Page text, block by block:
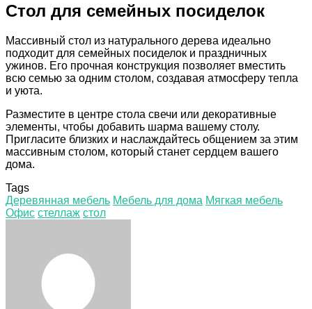
Стол для семейных посиделок
Массивный стол из натурального дерева идеально
подходит для семейных посиделок и праздничных
ужинов. Его прочная конструкция позволяет вместить
всю семью за одним столом, создавая атмосферу тепла
и уюта.
Разместите в центре стола свечи или декоративные
элементы, чтобы добавить шарма вашему столу.
Пригласите близких и наслаждайтесь общением за этим
массивным столом, который станет сердцем вашего
дома.
Tags
Деревянная мебель Мебель для дома Мягкая мебель
Офис стеллаж стол